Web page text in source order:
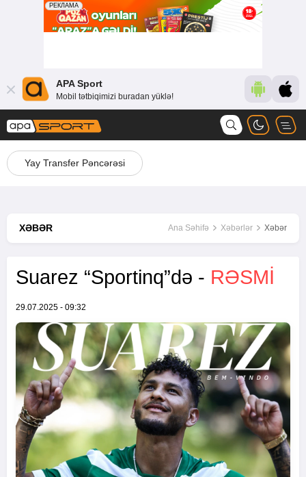
APA Sport
Mobil tətbiqimizi buradan yüklə!
Yay Transfer Pəncərəsi
XƏBƏR Ana Səhifə Xəbərlər Xəbər
Suarez “Sportinq”də - RƏSMİ
29.07.2025 - 09:32